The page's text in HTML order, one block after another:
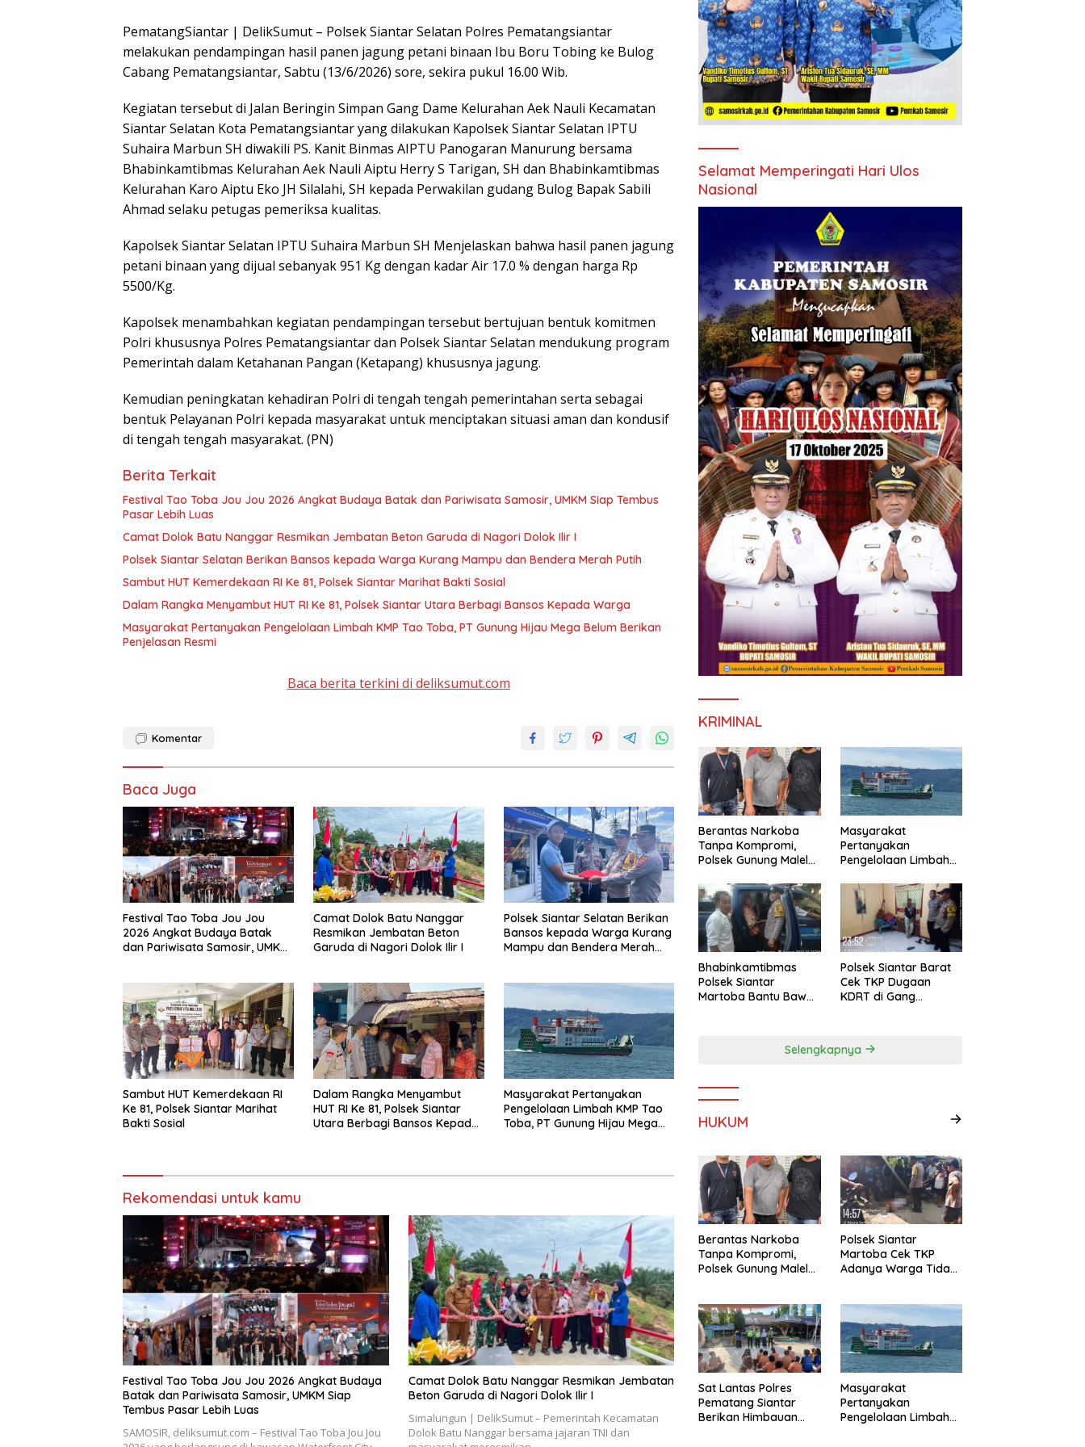
PematangSiantar | DelikSumut – Polsek Siantar Selatan Polres Pematangsiantar
melakukan pendampingan hasil panen jagung petani binaan Ibu Boru Tobing ke Bulog
Cabang Pematangsiantar, Sabtu (13/6/2026) sore, sekira pukul 16.00 Wib.
Kegiatan tersebut di Jalan Beringin Simpan Gang Dame Kelurahan Aek Nauli Kecamatan
Siantar Selatan Kota Pematangsiantar yang dilakukan Kapolsek Siantar Selatan IPTU
Suhaira Marbun SH diwakili PS. Kanit Binmas AIPTU Panogaran Manurung bersama
Bhabinkamtibmas Kelurahan Aek Nauli Aiptu Herry S Tarigan, SH dan Bhabinkamtibmas
Kelurahan Karo Aiptu Eko JH Silalahi, SH kepada Perwakilan gudang Bulog Bapak Sabili
Ahmad selaku petugas pemeriksa kualitas.
Kapolsek Siantar Selatan IPTU Suhaira Marbun SH Menjelaskan bahwa hasil panen jagung
petani binaan yang dijual sebanyak 951 Kg dengan kadar Air 17.0 % dengan harga Rp
5500/Kg.
Kapolsek menambahkan kegiatan pendampingan tersebut bertujuan bentuk komitmen
Polri khususnya Polres Pematangsiantar dan Polsek Siantar Selatan mendukung program
Pemerintah dalam Ketahanan Pangan (Ketapang) khususnya jagung.
Kemudian peningkatan kehadiran Polri di tengah tengah pemerintahan serta sebagai
bentuk Pelayanan Polri kepada masyarakat untuk menciptakan situasi aman dan kondusif
di tengah tengah masyarakat. (PN)
Berita Terkait
Festival Tao Toba Jou Jou 2026 Angkat Budaya Batak dan Pariwisata Samosir, UMKM Siap Tembus
Pasar Lebih Luas
Camat Dolok Batu Nanggar Resmikan Jembatan Beton Garuda di Nagori Dolok Ilir I
Polsek Siantar Selatan Berikan Bansos kepada Warga Kurang Mampu dan Bendera Merah Putih
Sambut HUT Kemerdekaan RI Ke 81, Polsek Siantar Marihat Bakti Sosial
Dalam Rangka Menyambut HUT RI Ke 81, Polsek Siantar Utara Berbagi Bansos Kepada Warga
Masyarakat Pertanyakan Pengelolaan Limbah KMP Tao Toba, PT Gunung Hijau Mega Belum Berikan
Penjelasan Resmi
Baca berita terkini di deliksumut.com
Komentar
Baca Juga
Festival Tao Toba Jou Jou
2026 Angkat Budaya Batak
dan Pariwisata Samosir, UMKM
Camat Dolok Batu Nanggar
Resmikan Jembatan Beton
Garuda di Nagori Dolok Ilir I
Polsek Siantar Selatan Berikan
Bansos kepada Warga Kurang
Mampu dan Bendera Merah
Sambut HUT Kemerdekaan RI
Ke 81, Polsek Siantar Marihat
Bakti Sosial
Dalam Rangka Menyambut
HUT RI Ke 81, Polsek Siantar
Utara Berbagi Bansos Kepada
Masyarakat Pertanyakan
Pengelolaan Limbah KMP Tao
Toba, PT Gunung Hijau Mega
Rekomendasi untuk kamu
Festival Tao Toba Jou Jou 2026 Angkat Budaya
Batak dan Pariwisata Samosir, UMKM Siap
Tembus Pasar Lebih Luas
SAMOSIR, deliksumut.com – Festival Tao Toba Jou Jou
Camat Dolok Batu Nanggar Resmikan Jembatan
Beton Garuda di Nagori Dolok Ilir I
Simalungun | DelikSumut – Pemerintah Kecamatan
Dolok Batu Nanggar bersama jajaran TNI dan
Selamat Memperingati Hari Ulos
Nasional
KRIMINAL
Berantas Narkoba
Tanpa Kompromi,
Polsek Gunung Malela
Sabu di Nagori
Karangsari
Masyarakat
Pertanyakan
Pengelolaan Limbah
Gunung Hijau Mega
Belum Berikan
Penjelasan Resmi
Bhabinkamtibmas
Polsek Siantar
Martoba Bantu Bawa
Polsek Siantar Barat
Cek TKP Dugaan
KDRT di Gang
Selengkapnya
HUKUM
Berantas Narkoba
Tanpa Kompromi,
Polsek Gunung Malela
Karangsari
Polsek Siantar
Martoba Cek TKP
Adanya Warga Tidak
Sat Lantas Polres
Pematang Siantar
Berikan Himbauan
Masyarakat
Pertanyakan
Pengelolaan Limbah